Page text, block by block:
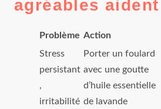
agréables aident
Problème Action
Stress
persistant
,
irritabilité
Porter un foulard
avec une goutte
d’huile essentielle
de lavande